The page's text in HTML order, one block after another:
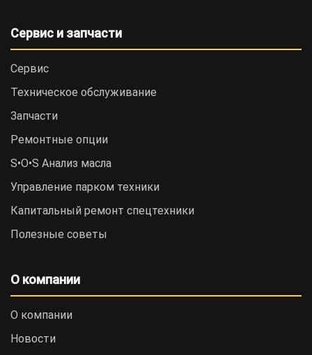
Сервис и запчасти
Сервис
Техническое обслуживание
Запчасти
Ремонтные опции
S•O•S Анализ масла
Управление парком техники
Капитальный ремонт спецтехники
Полезные советы
О компании
О компании
Новости